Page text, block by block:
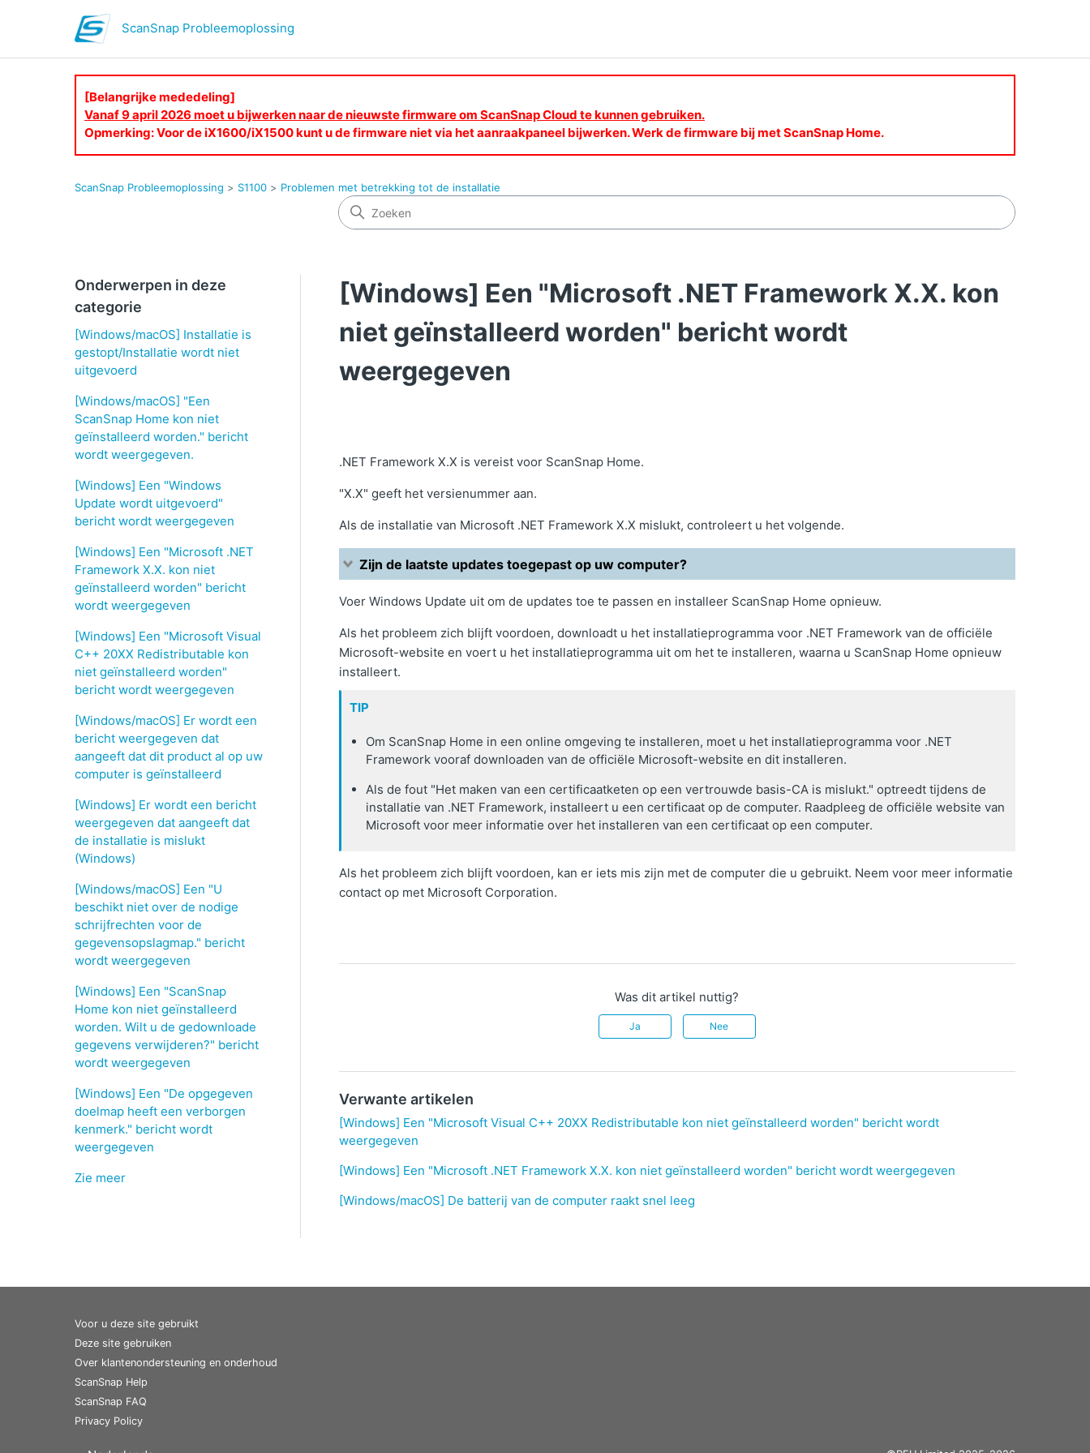
ScanSnap Probleemoplossing
[Belangrijke mededeling]
Vanaf 9 april 2026 moet u bijwerken naar de nieuwste firmware om ScanSnap Cloud te kunnen gebruiken.
Opmerking: Voor de iX1600/iX1500 kunt u de firmware niet via het aanraakpaneel bijwerken. Werk de firmware bij met ScanSnap Home.
ScanSnap Probleemoplossing S1100 Problemen met betrekking tot de installatie
Onderwerpen in deze
categorie
[Windows/macOS] Installatie is
gestopt/Installatie wordt niet
uitgevoerd
[Windows/macOS] "Een
ScanSnap Home kon niet
geïnstalleerd worden." bericht
wordt weergegeven.
[Windows] Een "Windows
Update wordt uitgevoerd"
bericht wordt weergegeven
[Windows] Een "Microsoft .NET
Framework X.X. kon niet
geïnstalleerd worden" bericht
wordt weergegeven
[Windows] Een "Microsoft Visual
C++ 20XX Redistributable kon
niet geïnstalleerd worden"
bericht wordt weergegeven
[Windows/macOS] Er wordt een
bericht weergegeven dat
aangeeft dat dit product al op uw
computer is geïnstalleerd
[Windows] Er wordt een bericht
weergegeven dat aangeeft dat
de installatie is mislukt
(Windows)
[Windows/macOS] Een "U
beschikt niet over de nodige
schrijfrechten voor de
gegevensopslagmap." bericht
wordt weergegeven
[Windows] Een "ScanSnap
Home kon niet geïnstalleerd
worden. Wilt u de gedownloade
gegevens verwijderen?" bericht
wordt weergegeven
[Windows] Een "De opgegeven
doelmap heeft een verborgen
kenmerk." bericht wordt
weergegeven
Zie meer
[Windows] Een "Microsoft .NET Framework X.X. kon
niet geïnstalleerd worden" bericht wordt
weergegeven
.NET Framework X.X is vereist voor ScanSnap Home.
"X.X" geeft het versienummer aan.
Als de installatie van Microsoft .NET Framework X.X mislukt, controleert u het volgende.
Zijn de laatste updates toegepast op uw computer?
Voer Windows Update uit om de updates toe te passen en installeer ScanSnap Home opnieuw.
Als het probleem zich blijft voordoen, downloadt u het installatieprogramma voor .NET Framework van de officiële
Microsoft-website en voert u het installatieprogramma uit om het te installeren, waarna u ScanSnap Home opnieuw
installeert.
TIP
Om ScanSnap Home in een online omgeving te installeren, moet u het installatieprogramma voor .NET
Framework vooraf downloaden van de officiële Microsoft-website en dit installeren.
Als de fout "Het maken van een certificaatketen op een vertrouwde basis-CA is mislukt." optreedt tijdens de
installatie van .NET Framework, installeert u een certificaat op de computer. Raadpleeg de officiële website van
Microsoft voor meer informatie over het installeren van een certificaat op een computer.
Als het probleem zich blijft voordoen, kan er iets mis zijn met de computer die u gebruikt. Neem voor meer informatie
contact op met Microsoft Corporation.
Was dit artikel nuttig?
Ja Nee
Verwante artikelen
[Windows] Een "Microsoft Visual C++ 20XX Redistributable kon niet geïnstalleerd worden" bericht wordt
weergegeven
[Windows] Een "Microsoft .NET Framework X.X. kon niet geïnstalleerd worden" bericht wordt weergegeven
[Windows/macOS] De batterij van de computer raakt snel leeg
Voor u deze site gebruikt
Deze site gebruiken
Over klantenondersteuning en onderhoud
ScanSnap Help
ScanSnap FAQ
Privacy Policy